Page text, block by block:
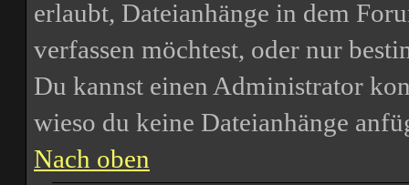
erlaubt, Dateianhänge in dem
verfassen möchtest, oder nur
Du kannst einen Administrator
wieso du keine Dateianhänge
Nach oben